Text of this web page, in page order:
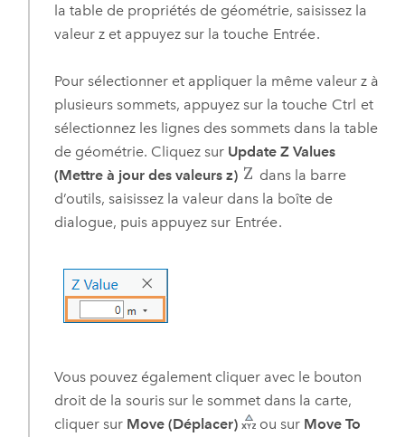
la table de propriétés de géométrie, saisissez la
valeur z et appuyez sur la touche Entrée.
Pour sélectionner et appliquer la même valeur z à
plusieurs sommets, appuyez sur la touche Ctrl et
sélectionnez les lignes des sommets dans la table
de géométrie. Cliquez sur Update Z Values
(Mettre à jour des valeurs z)
dans la barre
d’outils, saisissez la valeur dans la boîte de
dialogue, puis appuyez sur Entrée.
Vous pouvez également cliquer avec le bouton
droit de la souris sur le sommet dans la carte,
cliquer sur Move (Déplacer) ou sur Move To